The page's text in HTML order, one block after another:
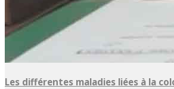
Les différentes maladies liées à la